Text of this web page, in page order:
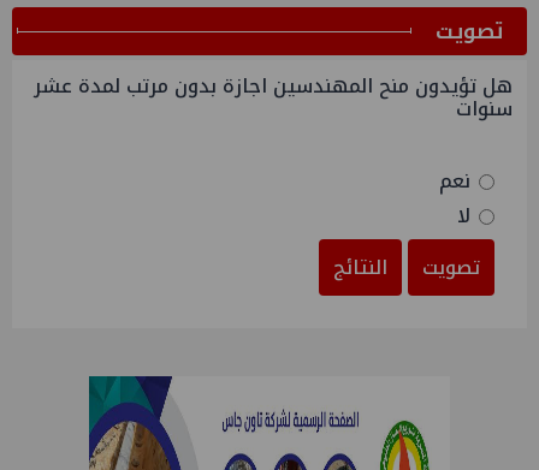
ﺗﺼﻮﻳﺖ
هل تؤيدون منح المهندسين اجازة بدون مرتب لمدة عشر
سنوات
نعم
لا
تصويت
النتائج